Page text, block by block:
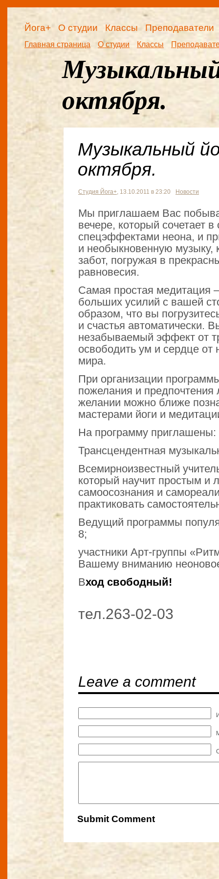
Йога+ О студии Классы Преподаватели
Главная страница О студии Классы
октября.
Музыкальный
октября.
Студия Йога+ , 13.10.2011 в 23:20 Новости
Мы приглашаем Вас
вечере, который сочетает
спецэффектами неона, и
и необыкновенную музыку,
забот, погружая в
равновесия.
Самая простая медитация
больших усилий с вашей
образом, что вы
и счастья автоматически.
незабываемый эффект от
освободить ум и сердце от
мира.
При организации
пожелания и
желании можно ближе
мастерами йоги и
На программу приглашены:
Трансцендентная
Всемирноизвестный
который научит простым и
самоосознания и
практиковать
Ведущий программы
8;
участники Арт-группы
Вашему вниманию
Вход свободный!
тел.263-02-03
Leave a comment